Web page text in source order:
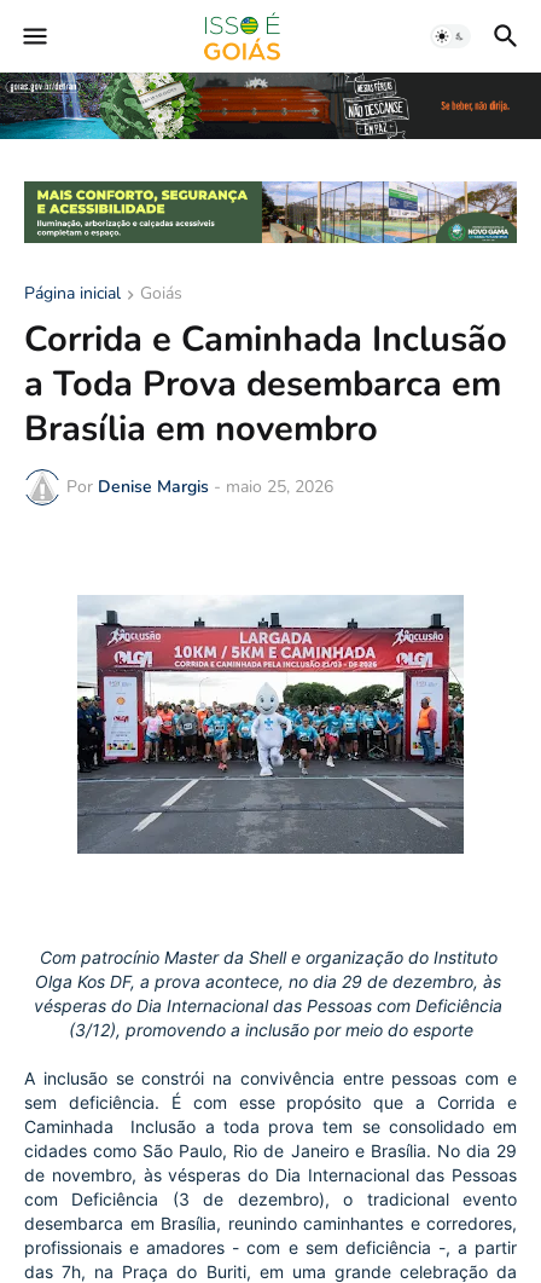
Página inicial Goiás
Corrida e Caminhada Inclusão
a Toda Prova desembarca em
Brasília em novembro
Por Denise Margis - maio 25, 2026
Com patrocínio Master da Shell e organização do Instituto
Olga Kos DF, a prova acontece, no dia 29 de dezembro, às
vésperas do Dia Internacional das Pessoas com Deficiência
(3/12), promovendo a inclusão por meio do esporte
A inclusão se constrói na convivência entre pessoas com e
sem deficiência. É com esse propósito que a Corrida e
Caminhada  Inclusão a toda prova tem se consolidado em
cidades como São Paulo, Rio de Janeiro e Brasília. No dia 29
de novembro, às vésperas do Dia Internacional das Pessoas
com Deficiência (3 de dezembro), o tradicional evento
desembarca em Brasília, reunindo caminhantes e corredores,
profissionais e amadores - com e sem deficiência -, a partir
das 7h, na Praça do Buriti, em uma grande celebração da